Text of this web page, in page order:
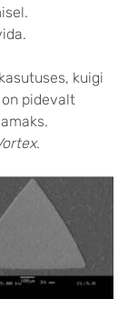
kuigi
pidevalt
.